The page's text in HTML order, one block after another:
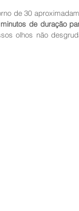
de 30
de duração
olhos não